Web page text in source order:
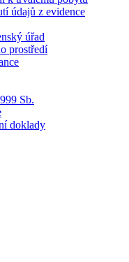
údajů z evidence
úřad
prostředí
Sb.
doklady